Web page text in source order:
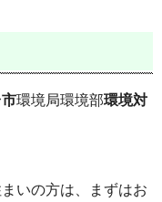
環境局環境部環境対
いの方は、まずはお